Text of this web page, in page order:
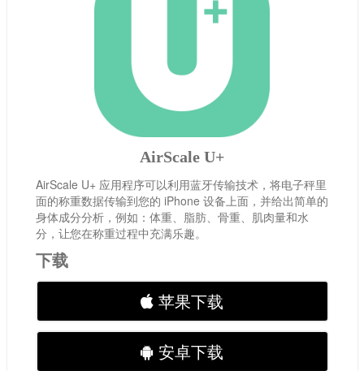
AirScale U+
AirScale U+ 应用程序可以利用蓝牙传输技术，将电子秤里
面的称重数据传输到您的 iPhone 设备上面，并给出简单的
身体成分分析，例如：体重、脂肪、骨重、肌肉量和水
分，让您在称重过程中充满乐趣。
下载
苹果下载
安卓下载